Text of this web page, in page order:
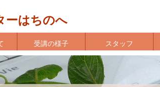
ーはちのへ
受講の様子 スタッフ